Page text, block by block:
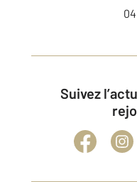
Suivez l’actualité immobilière et